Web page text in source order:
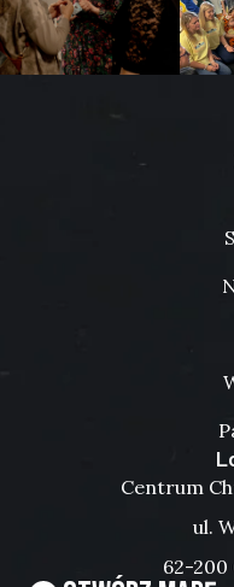
Centrum
ul.
62-200